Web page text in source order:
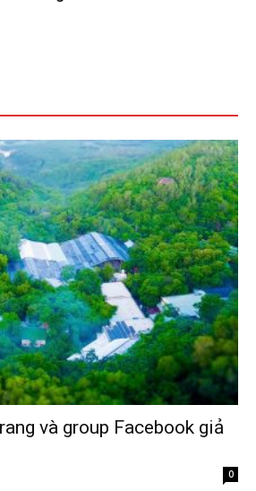
và group Facebook giả
0